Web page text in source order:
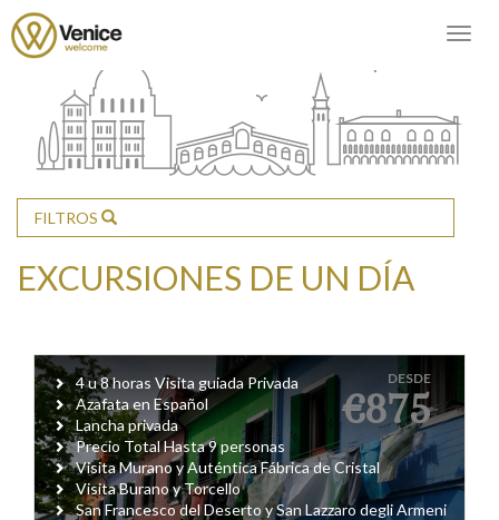
FILTROS
EXCURSIONES DE UN DÍA
DESDE
€875
4 u 8 horas Visita guiada Privada
Azafata en Español
Lancha privada
Precio Total Hasta 9 personas
Visita Murano y Auténtica Fábrica de Cristal
Visita Burano y Torcello
San Francesco del Deserto y San Lazzaro degli Armeni